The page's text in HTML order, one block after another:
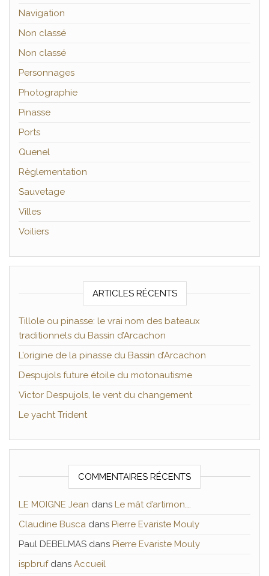
Navigation
Non classé
Non classé
Personnages
Photographie
Pinasse
Ports
Quenel
Règlementation
Sauvetage
Villes
Voiliers
ARTICLES RÉCENTS
Tillole ou pinasse: le vrai nom des bateaux
traditionnels du Bassin d’Arcachon
L’origine de la pinasse du Bassin d’Arcachon
Despujols future étoile du motonautisme
Victor Despujols, le vent du changement
Le yacht Trident
COMMENTAIRES RÉCENTS
LE MOIGNE Jean dans Le mât d’artimon….
Claudine Busca dans Pierre Evariste Mouly
Paul DEBELMAS dans Pierre Evariste Mouly
ispbrufdans Accueil